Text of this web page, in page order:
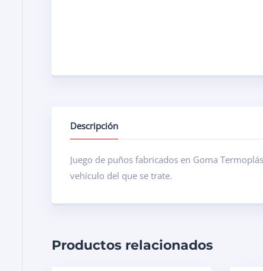
Descripción
Juego de puños fabricados en Goma
vehículo del que se trate.
Productos relacionados